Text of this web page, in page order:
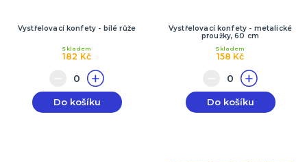
Vystřelovací konfety - bílé růže
182 Kč
Skladem
Do košíku
Vystřelovací konfety - metalické
proužky, 60 cm
158 Kč
Skladem
Do košíku